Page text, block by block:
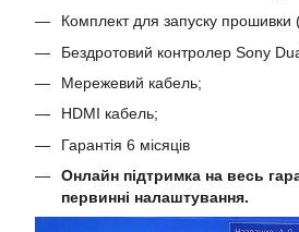
Комплект для запуску прошивки
Бездротовий контролер Sony
Мережевий кабель;
HDMI кабель;
Гарантія 6 місяців
Онлайн підтримка на весь
первинні налаштування.